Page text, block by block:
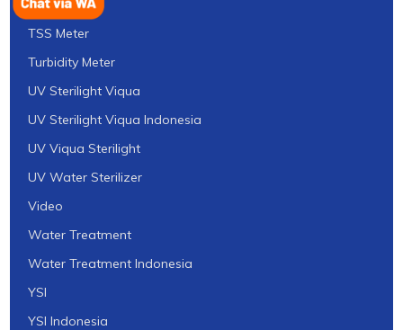
Toray
TSS Meter
Turbidity Meter
UV Sterilight Viqua
UV Sterilight Viqua Indonesia
UV Viqua Sterilight
UV Water Sterilizer
Video
Water Treatment
Water Treatment Indonesia
YSI
YSI Indonesia